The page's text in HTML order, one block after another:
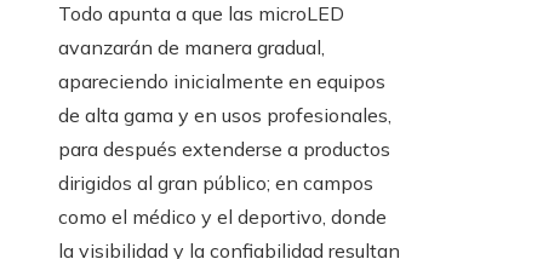
Todo apunta a que las microLED
avanzarán de manera gradual,
apareciendo inicialmente en equipos
de alta gama y en usos profesionales,
para después extenderse a productos
dirigidos al gran público; en campos
como el médico y el deportivo, donde
la visibilidad y la confiabilidad resultan